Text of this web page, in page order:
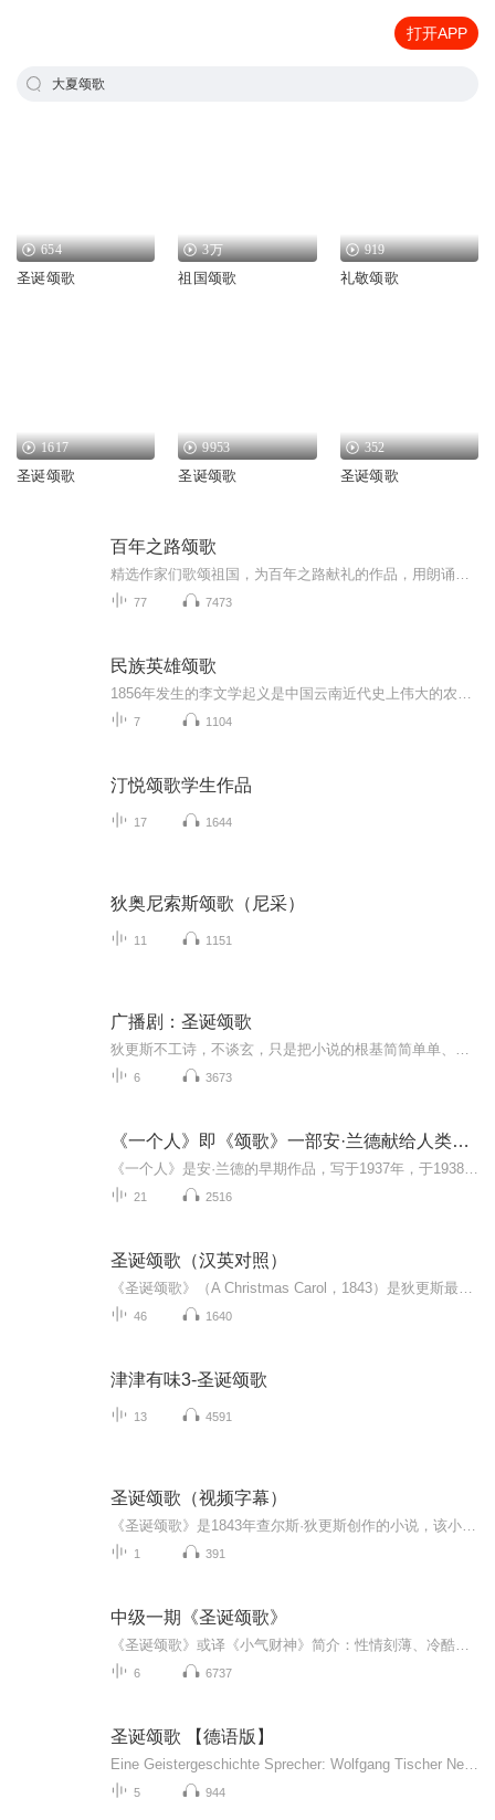
打开APP
大夏颂歌
654
圣诞颂歌
3万
祖国颂歌
919
礼敬颂歌
1617
圣诞颂歌
9953
圣诞颂歌
352
圣诞颂歌
百年之路颂歌
77 7473
民族英雄颂歌
7 1104
汀悦颂歌学生作品
17 1644
狄奥尼索斯颂歌（尼采）
11 1151
广播剧：圣诞颂歌
6 3673
《一个人》即《颂歌》一部安·兰德献给人类自我的颂歌
21 2516
圣诞颂歌（汉英对照）
46 1640
津津有味3-圣诞颂歌
13 4591
圣诞颂歌（视频字幕）
1 391
中级一期《圣诞颂歌》
6 6737
圣诞颂歌 【德语版】
5 944